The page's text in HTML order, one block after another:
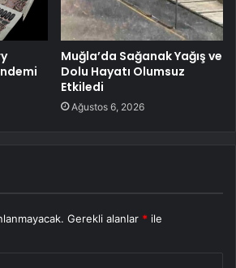
Muğla’da Sağanak Yağış ve
Dolu Hayatı Olumsuz
Etkiledi
Ağustos 6, 2026
Gerekli alanlar * ile